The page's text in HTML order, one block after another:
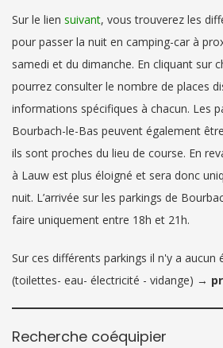
Sur le lien suivant, vous trouverez les
pour passer la nuit en camping-car à
samedi et du dimanche. En cliquant sur
pourrez consulter le nombre de places
informations spécifiques à chacun. Les
Bourbach-le-Bas peuvent également
ils sont proches du lieu de course. En
à Lauw est plus éloigné et sera donc
nuit. L’arrivée sur les parkings de
faire uniquement entre 18h et 21h.
Sur ces différents parkings il n'y a aucun
(toilettes- eau- électricité - vidange) →
Recherche coéquipier